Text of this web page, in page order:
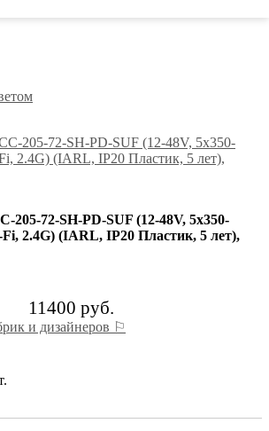
205-72-SH-PD-SUF (12-48V, 5x350-
2.4G) (IARL, IP20 Пластик, 5 лет),
11400 руб.
и дизайнеров ⚐